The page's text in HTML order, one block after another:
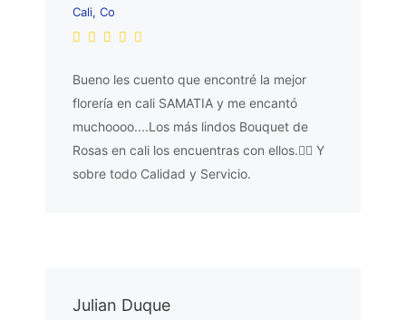
Cali, Co
Bueno les cuento que encontré la mejor
florería en cali SAMATIA y me encantó
muchoooo....Los más lindos Bouquet de
Rosas en cali los encuentras con ellos.👌🏼 Y
sobre todo Calidad y Servicio.
Julian Duque